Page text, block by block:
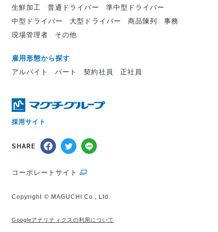
生鮮加工
普通ドライバー
準中型ドライバー
中型ドライバー
大型ドライバー 商品陳列
事務
現場管理者
その他
雇用形態から探す
アルバイト
パート 契約社員 正社員
採用サイト
SHARE
コーポレートサイト
Copyright © MAGUCHI Co., Ltd.
Googleアナリティクスの利用について